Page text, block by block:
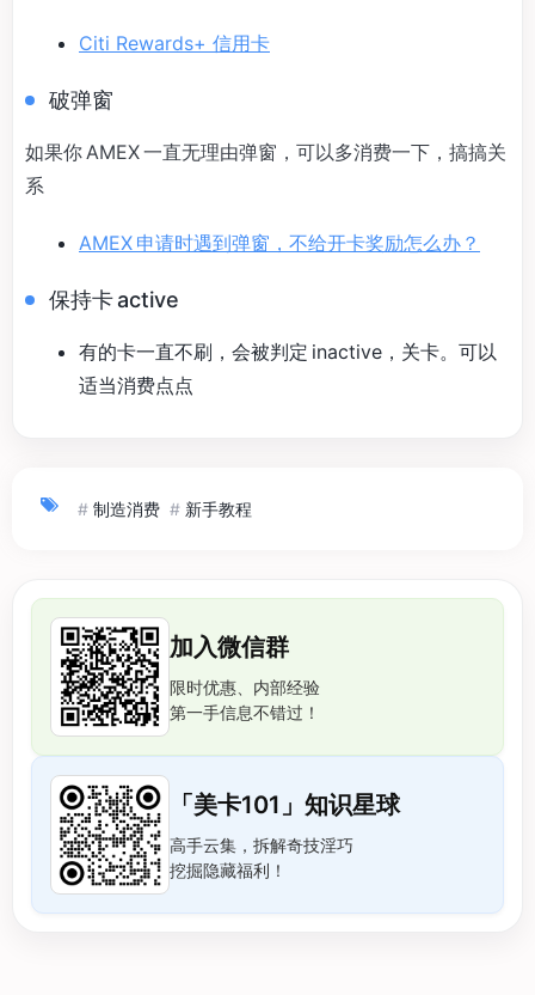
Citi Rewards+ 信用卡
破弹窗
如果你 AMEX 一直无理由弹窗，可以多消费一下，搞搞关
系
AMEX 申请时遇到弹窗，不给开卡奖励怎么办？
保持卡 active
有的卡一直不刷，会被判定 inactive，关卡。可以
适当消费点点
# 制造消费 # 新手教程
加入微信群
限时优惠、内部经验
第一手信息不错过！
「美卡101」知识星球
高手云集，拆解奇技淫巧
挖掘隐藏福利！